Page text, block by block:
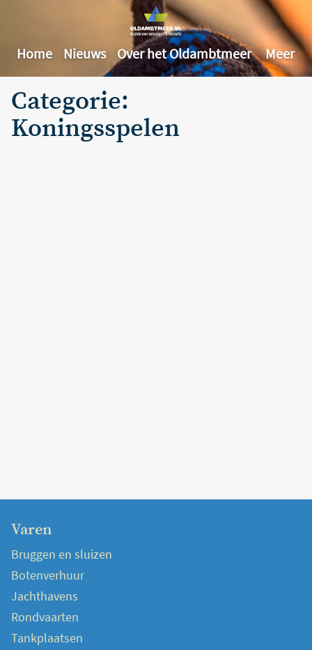
Home Nieuws Over het Oldambtmeer Meer
Categorie:
Koningsspelen
Varen
Bruggen en sluizen
Botenverhuur
Jachthavens
Rondvaarten
Tankplaatsen